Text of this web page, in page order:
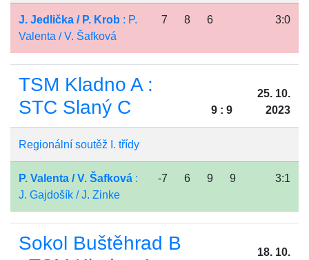
J. Jedlička / P. Krob : P.
Valenta / V. Šafková
7 8 6 3:0
TSM Kladno A :
STC Slaný C
9 : 9
25. 10.
2023
Regionální soutěž I. třídy
P. Valenta / V. Šafková :
J. Gajdošík / J. Zinke
-7 6 9 9 3:1
Sokol Buštěhrad B
18. 10.